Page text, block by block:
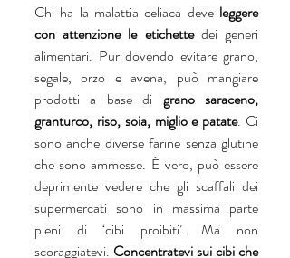
Chi ha la malattia celiaca deve leggere
con attenzione le etichette dei generi
alimentari. Pur dovendo evitare grano,
segale, orzo e avena, può mangiare
prodotti a base di grano saraceno,
granturco, riso, soia, miglio e patate. Ci
sono anche diverse farine senza glutine
che sono ammesse. È vero, può essere
deprimente vedere che gli scaffali dei
supermercati sono in massima parte
pieni di ‘cibi proibiti’. Ma non
scoraggiatevi. Concentratevi sui cibi che